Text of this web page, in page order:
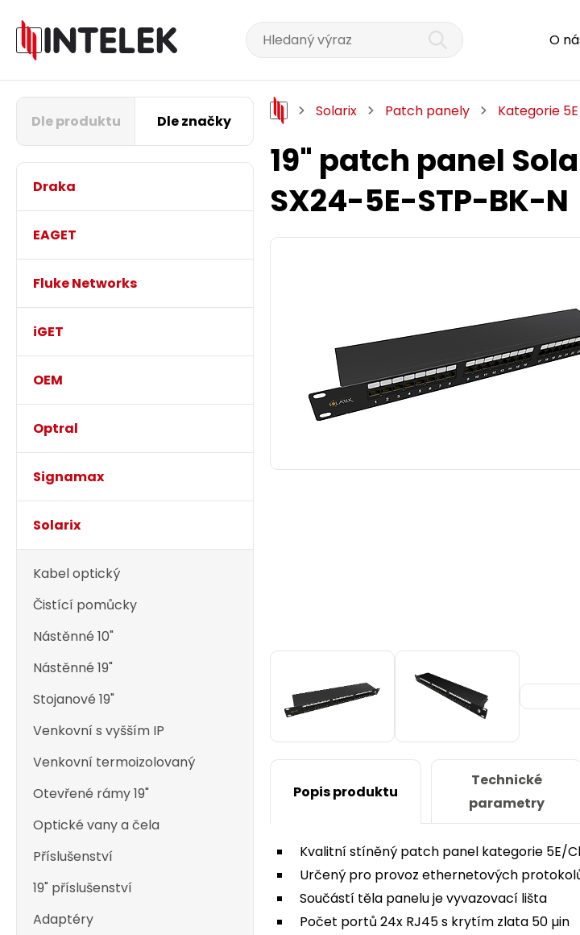
O
Dle produktu Dle značky
Draka
EAGET
Fluke Networks
iGET
OEM
Optral
Signamax
Solarix
Kabel optický
Čistící pomůcky
Nástěnné 10"
Nástěnné 19"
Stojanové 19"
Venkovní s vyšším IP
Venkovní termoizolovaný
Otevřené rámy 19"
Optické vany a čela
Příslušenství
19" příslušenství
Adaptéry
Solarix Patch panely Kategorie 5E
19" patch panel
SX24-5E-STP-BK-N
Popis produktu
Technické
parametry
Kvalitní stíněný patch panel kategorie 5E/
Určený pro provoz ethernetových
Součástí těla panelu je vyvazovací lišta
Počet portů 24x RJ45 s krytím zlata 50 µin